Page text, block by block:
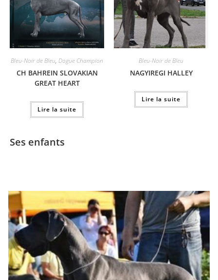
Bleu-Noir de Bleu, Dogue Champion
CH BAHREIN SLOVAKIAN
GREAT HEART
Lire la suite
Bleu-Noir de Bleu
NAGYIREGI HALLEY
Lire la suite
Ses enfants